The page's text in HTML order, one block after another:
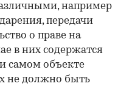
например
передачи
о праве на
в них содержатся
самом объекте
не должно быть